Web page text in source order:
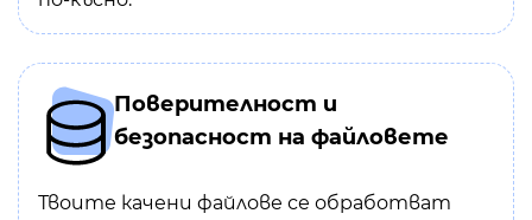
Поверителност и
безопасност на файловете
Твоите качени файлове се обработват